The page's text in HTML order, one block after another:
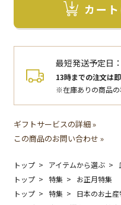
カー
最短発送予定日
13時までの注文は
※在庫ありの商品
ギフトサービスの詳細 »
この商品のお問い合わせ »
トップ アイテムから選ぶ
トップ
特集
お正月特集
トップ
特集
日本のお土産